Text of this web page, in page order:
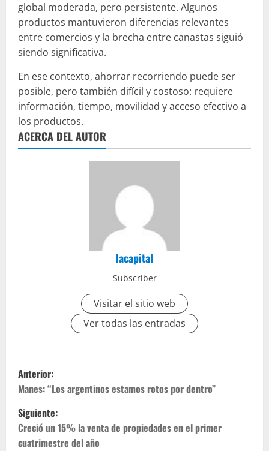
global moderada, pero persistente. Algunos
productos mantuvieron diferencias relevantes
entre comercios y la brecha entre canastas siguió
siendo significativa.
En ese contexto, ahorrar recorriendo puede ser
posible, pero también difícil y costoso: requiere
información, tiempo, movilidad y acceso efectivo a
los productos.
ACERCA DEL AUTOR
lacapital
Subscriber
Visitar el sitio web
Ver todas las entradas
Anterior:
Manes: “Los argentinos estamos rotos por dentro”
Siguiente:
Creció un 15% la venta de propiedades en el primer
cuatrimestre del año